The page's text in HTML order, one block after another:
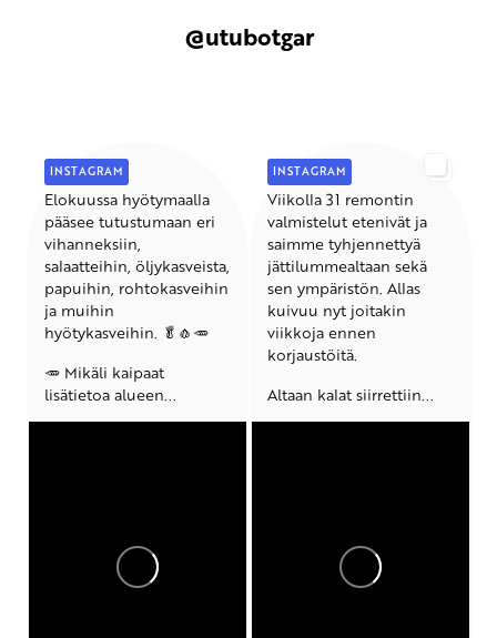
@utubotgar
Elokuussa hyötymaalla
pääsee tutustumaan eri
vihanneksiin,
salaatteihin, öljykasveista,
papuihin, rohtokasveihin
ja muihin
hyötykasveihin. 🥬🧄🥕
🥕 Mikäli kaipaat
lisätietoa alueen...
INSTAGRAM
Viikolla 31 remontin
valmistelut etenivät ja
saimme tyhjennettyä
jättilummealtaan sekä
sen ympäristön. Allas
kuivuu nyt joitakin
viikkoja ennen
korjaustöitä.
Altaan kalat siirrettiin...
INSTAGRAM